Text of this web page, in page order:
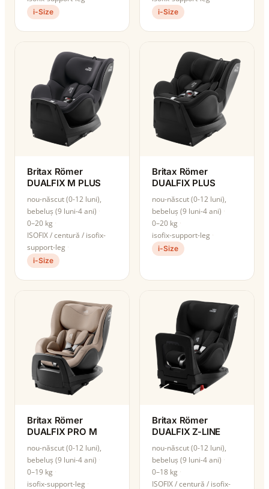
i-Size i-Size
Britax Römer
DUALFIX M PLUS
nou-născut (0-12 luni),
bebeluș (9 luni-4 ani)
0–20 kg
ISOFIX / centură / isofix-
support-leg
i-Size
Britax Römer
DUALFIX PLUS
nou-născut (0-12 luni),
bebeluș (9 luni-4 ani)
0–20 kg
isofix-support-leg
i-Size
Britax Römer
DUALFIX PRO M
nou-născut (0-12 luni),
bebeluș (9 luni-4 ani)
0–19 kg
isofix-support-leg
Britax Römer
DUALFIX Z-LINE
nou-născut (0-12 luni),
bebeluș (9 luni-4 ani)
0–18 kg
ISOFIX / centură / isofix-